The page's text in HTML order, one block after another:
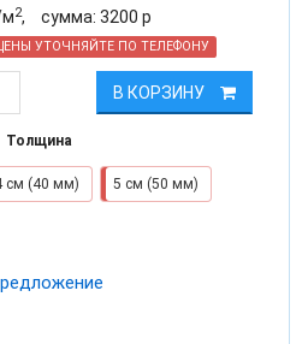
м2, cумма: 3200 р
УТОЧНЯЙТЕ ПО ТЕЛЕФОНУ
В КОРЗИНУ
Толщина
см (40 мм) 5 см (50 мм)